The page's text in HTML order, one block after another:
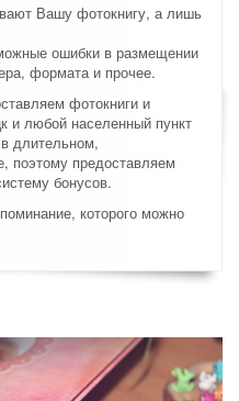
Вашу фотокнигу, а лишь
ошибки в размещении
формата и прочее.
фотокниги и
и любой населенный пункт
длительном,
поэтому предоставляем
бонусов.
которого можно